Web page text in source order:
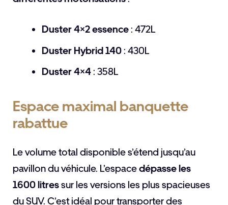
Duster 4×2 essence: 472L
Duster Hybrid 140: 430L
Duster 4×4: 358L
Espace maximal banquette
rabattue
Le volume total disponible s’étend jusqu’au
pavillon du véhicule. L’espacedépasse les
1600 litressur les versions les plus spacieuses
du SUV. C’est idéal pour transporter des